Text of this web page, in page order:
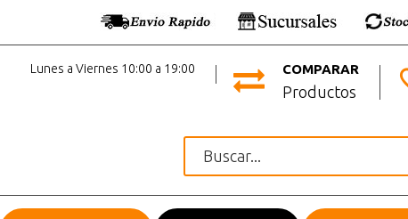
COMPARAR
Productos
Lunes a Viernes 10:00 a 19:00